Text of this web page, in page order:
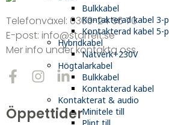
Bulkkabel
Kontakterad kabel 3-p
Kontakterad kabel 5-p
Hybridkabel
Nätverk+230V
Högtalarkabel
Bulkkabel
Kontakterad kabel
Kontakterat & audio
Minitele till
Telefonväxel: 0303-24 56 70
E-post: info@starfelt.se
Mer info under kontakta oss
Öppettider